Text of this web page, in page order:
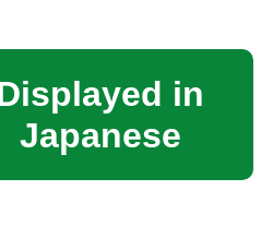
in
Japanese
機関が発行した顔写真付
くは地方公共団体の機関
さい。